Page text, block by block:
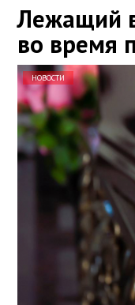
Лежащий
во время
НОВОСТИ